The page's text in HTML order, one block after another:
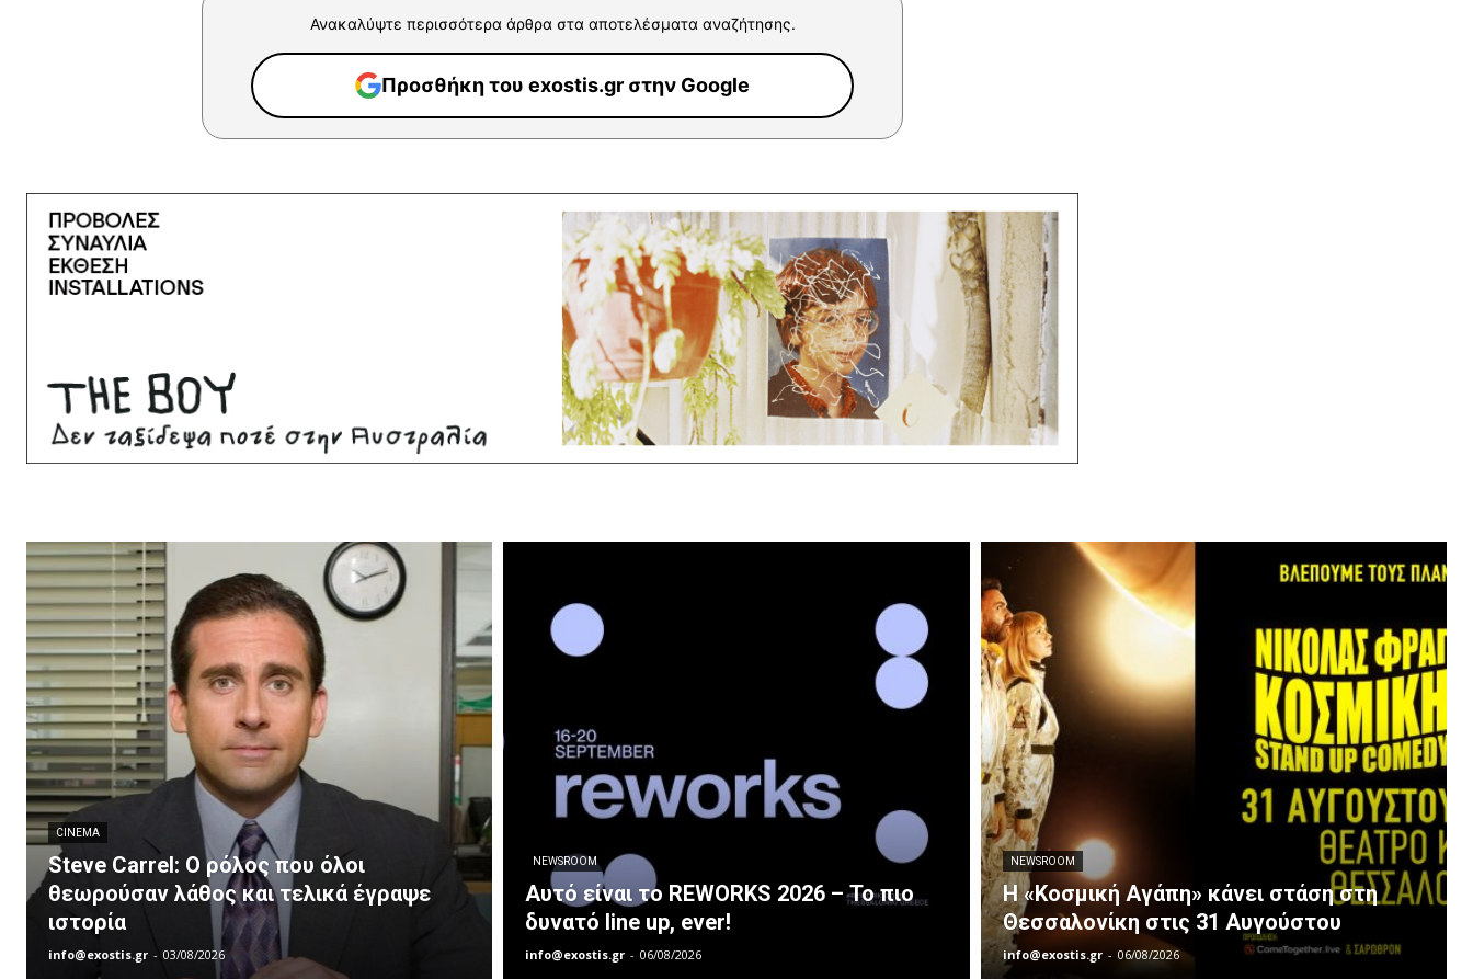
Ανακαλύψτε περισσότερα άρθρα στα αποτελέσματα αναζήτησης.
Προσθήκη του exostis.gr στην Google
CINEMA
Steve Carrel: Ο ρόλος που όλοι
θεωρούσαν λάθος και τελικά έγραψε
ιστορία
info@exostis.gr - 03/08/2026
NEWSROOM
Αυτό είναι το REWORKS 2026 – Το πιο
δυνατό line up, ever!
info@exostis.gr - 06/08/2026
NEWSROOM
Η «Κοσμική Αγάπη» κάνει στάση στη
Θεσσαλονίκη στις 31 Αυγούστου
info@exostis.gr - 06/08/2026